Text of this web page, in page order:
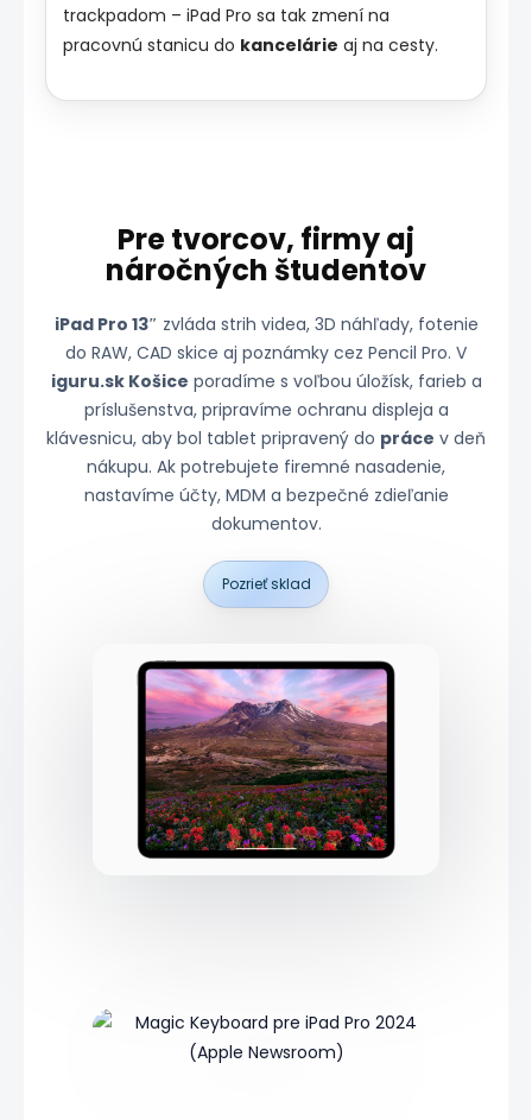
trackpadom – iPad Pro sa tak zmení na
pracovnú stanicu do kancelárie aj na cesty.
Pre tvorcov, firmy aj
náročných študentov
iPad Pro 13″ zvláda strih videa, 3D náhľady, fotenie
do RAW, CAD skice aj poznámky cez Pencil Pro. V
iguru.sk Košice poradíme s voľbou úložísk, farieb a
príslušenstva, pripravíme ochranu displeja a
klávesnicu, aby bol tablet pripravený do práce v deň
nákupu. Ak potrebujete firemné nasadenie,
nastavíme účty, MDM a bezpečné zdieľanie
dokumentov.
Pozrieť sklad